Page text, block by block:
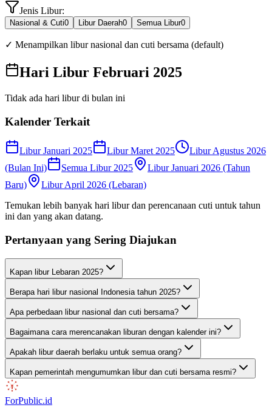
Jenis Libur:
Nasional & Cuti0 Libur Daerah0 Semua Libur0
✓ Menampilkan libur nasional dan cuti bersama (default)
Hari Libur Februari 2025
Tidak ada hari libur di bulan ini
Kalender Terkait
Libur Januari 2025 Libur Maret 2025
Libur Agustus 2026
(Bulan Ini)
Semua Libur 2025
Libur Januari 2026 (Tahun
Baru)
Libur April 2026 (Lebaran)
Temukan lebih banyak hari libur dan perencanaan cuti untuk tahun
ini dan yang akan datang.
Pertanyaan yang Sering Diajukan
Kapan libur Lebaran 2025?
Berapa hari libur nasional Indonesia tahun 2025?
Apa perbedaan libur nasional dan cuti bersama?
Bagaimana cara merencanakan liburan dengan kalender ini?
Apakah libur daerah berlaku untuk semua orang?
Kapan pemerintah mengumumkan libur dan cuti bersama resmi?
ForPublic.id